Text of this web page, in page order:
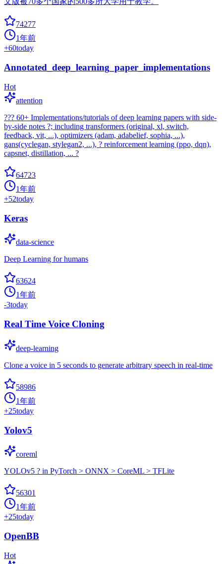
74277
1年前
+60today
Annotated_deep_learning_paper_implementations
Hot
attention
??? 60+ Implementations/tutorials of deep learning papers with side-
by-side notes ?; including transformers (original, xl, switch,
feedback, vit, ...), optimizers (adam, adabelief, sophia, ...),
gans(cyclegan, stylegan2, ...), ? reinforcement learning (ppo, dqn),
capsnet, distillation, ... ?
64723
1年前
+52today
Keras
data-science
Deep Learning for humans
63624
1年前
-3today
Real Time Voice Cloning
deep-learning
Clone a voice in 5 seconds to generate arbitrary speech in real-time
58986
1年前
+25today
Yolov5
coreml
YOLOv5 ? in PyTorch > ONNX > CoreML > TFLite
56301
1年前
+25today
OpenBB
Hot